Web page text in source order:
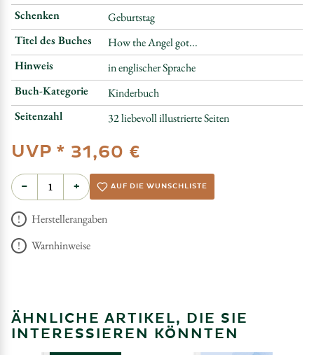
Schenken
Geburtstag
Titel des Buches
How the Angel got...
Hinweis
in englischer Sprache
Buch-Kategorie
Kinderbuch
Seitenzahl
32 liebevoll illustrierte Seiten
UVP * 31,60 €
− + AUF DIE WUNSCHLISTE
Herstellerangaben
Warnhinweise
ÄHNLICHE ARTIKEL, DIE SIE
INTERESSIEREN KÖNNTEN